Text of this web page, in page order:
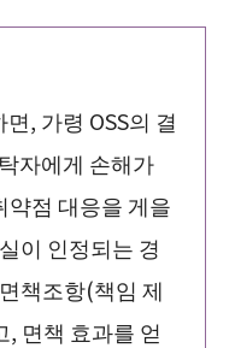
, 가령 OSS의 결
자에게 손해가
약점 대응을 게을
이 인정되는 경
책조항(책임 제
면책 효과를 얻